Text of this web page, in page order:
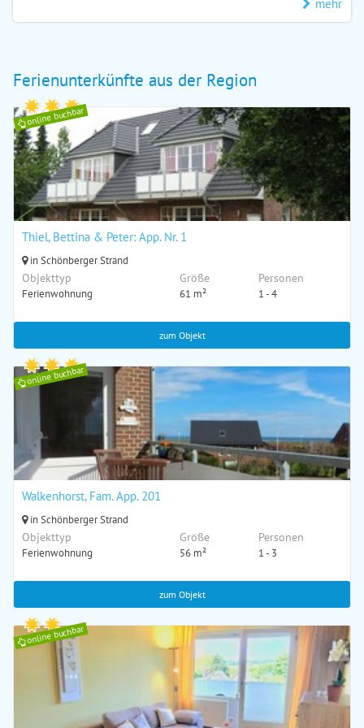
mehr
Ferienunterkünfte aus der Region
online buchbar
Thiel, Bettina & Peter: App. Nr. 1
in Schönberger Strand
Objekttyp
Ferienwohnung
Größe
61 m²
Personen
1 - 4
zum Objekt
online buchbar
Walkenhorst, Fam. App. 201
in Schönberger Strand
Objekttyp
Ferienwohnung
Größe
56 m²
Personen
1 - 3
zum Objekt
online buchbar